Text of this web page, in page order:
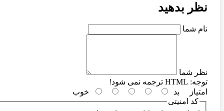
نظر بدهید
نام شما
نظر شما
توجه:
امتیاز
بد
خوب
کد امنیتی